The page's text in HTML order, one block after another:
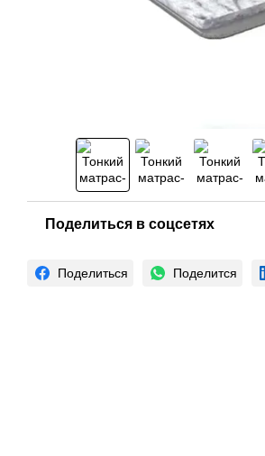
Поделиться в соцсетях
Поделиться Поделится